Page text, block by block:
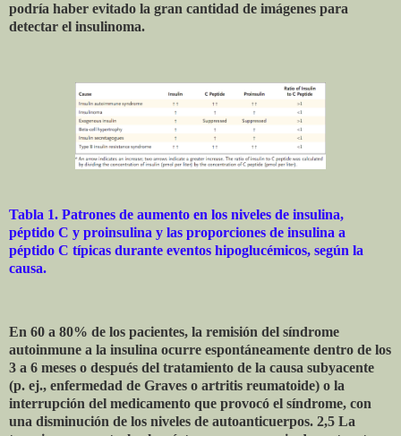
podría haber evitado la gran cantidad de imágenes para
detectar el insulinoma.
Tabla 1. Patrones de aumento en los niveles de insulina,
péptido C y proinsulina y las proporciones de insulina a
péptido C típicas durante eventos hipoglucémicos, según la
causa.
En 60 a 80% de los pacientes, la remisión del síndrome
autoinmune a la insulina ocurre espontáneamente dentro de los
3 a 6 meses o después del tratamiento de la causa subyacente
(p. ej., enfermedad de Graves o artritis reumatoide) o la
interrupción del medicamento que provocó el síndrome, con
una disminución de los niveles de autoanticuerpos. 2,5 La